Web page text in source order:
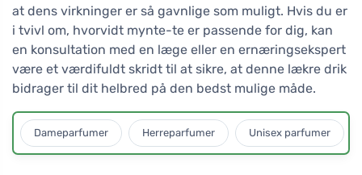
at dens virkninger er så gavnlige som muligt. Hvis du er
i tvivl om, hvorvidt mynte-te er passende for dig, kan
en konsultation med en læge eller en ernæringsekspert
være et værdifuldt skridt til at sikre, at denne lækre drik
bidrager til dit helbred på den bedst mulige måde.
Dameparfumer Herreparfumer Unisex parfumer